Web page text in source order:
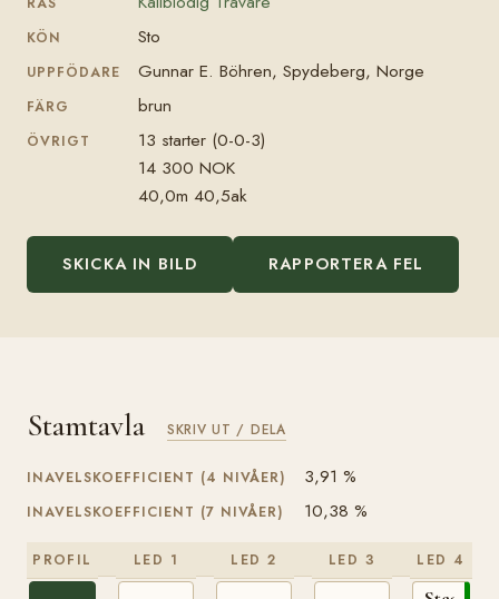
KÖN Sto
UPPFÖDARE Gunnar E. Böhren, Spydeberg, Norge
FÄRG brun
ÖVRIGT
13 starter (0-0-3)
14 300 NOK
40,0m 40,5ak
SKICKA IN BILD RAPPORTERA FEL
Stamtavla SKRIV UT / DELA
INAVELSKOEFFICIENT (4 NIVÅER) 3,91 %
INAVELSKOEFFICIENT (7 NIVÅER) 10,38 %
PROFIL LED 1 LED 2 LED 3 LED 4